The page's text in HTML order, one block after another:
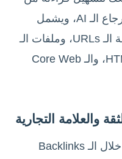
قبل عناكب البحث وأنظمة استرجاع الـ AI، ويشمل
ذلك: تطبيق الـ Schema، وهيكلة الـ URLs، وملفات الـ
XML Sitemaps، وهيكلة الـ HTML، والـ Core Web
والعلامة التجارية
يتم إيصال معايير الـ EEAT من خلال الـ Backlinks